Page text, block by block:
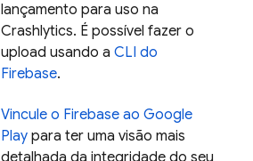
lançamento para uso na
Crashlytics. É possível fazer o
upload usando a CLI do
Firebase.
Vincule o Firebase ao Google
Play para ter uma visão mais
detalhada da integridade do seu